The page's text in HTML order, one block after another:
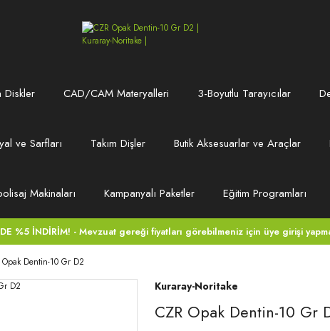
CAD/CAM Materyalleri 3-Boyutlu Tarayıcılar
ve Sarfları Takım Dişler Butik Aksesuarlar ve Araçlar
Makinaları Kampanyalı Paketler Eğitim Programları
%5 İNDİRİM! - Mevzuat gereği fiyatları görebilmeniz için üye girişi
Opak Dentin-10 Gr D2
Kuraray-Noritake
CZR Opak Dentin-10 Gr